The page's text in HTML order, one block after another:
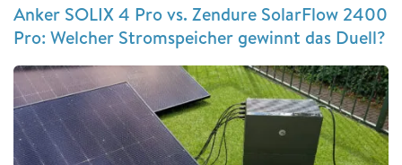
Anker SOLIX 4 Pro vs. Zendure SolarFlow 2400
Pro: Welcher Stromspeicher gewinnt das Duell?